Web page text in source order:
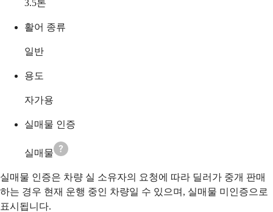
3.5톤
활어 종류
일반
용도
자가용
실매물 인증
실매물
실매물 인증은 차량 실 소유자의 요청에 따라 딜러가 중개 판매
하는 경우 현재 운행 중인 차량일 수 있으며, 실매물 미인증으로
표시됩니다.